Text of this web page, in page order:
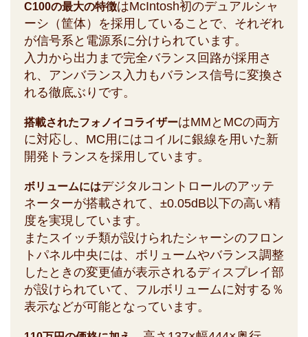
C100の最大の特徴はMcIntosh初のデュアルシャ
ーシ（筐体）を採用していることで、それぞれ
が信号系と電源系に分けられています。
入力から出力まで完全バランス回路が採用さ
れ、アンバランス入力もバランス信号に変換さ
れる徹底ぶりです。
搭載されたフォノイコライザーはMMとMCの両方
に対応し、MC用にはコイルに銀線を用いた新
開発トランスを採用しています。
ボリュームにはデジタルコントロールのアッテ
ネーターが搭載されて、±0.05dB以下の高い精
度を実現しています。
またスイッチ類が設けられたシャーシのフロン
トパネル中央には、ボリュームやバランス調整
したときの変更値が表示されるディスプレイ部
が設けられていて、フルボリュームに対する％
表示などが可能となっています。